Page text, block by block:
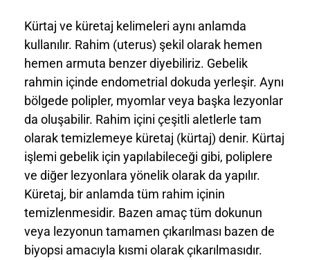
Kürtaj ve küretaj kelimeleri aynı anlamda
kullanılır. Rahim (uterus) şekil olarak hemen
hemen armuta benzer diyebiliriz. Gebelik
rahmin içinde endometrial dokuda yerleşir. Aynı
bölgede polipler, myomlar veya başka lezyonlar
da oluşabilir. Rahim içini çeşitli aletlerle tam
olarak temizlemeye küretaj (kürtaj) denir. Kürtaj
işlemi gebelik için yapılabileceği gibi, poliplere
ve diğer lezyonlara yönelik olarak da yapılır.
Küretaj, bir anlamda tüm rahim içinin
temizlenmesidir. Bazen amaç tüm dokunun
veya lezyonun tamamen çıkarılması bazen de
biyopsi amacıyla kısmi olarak çıkarılmasıdır.